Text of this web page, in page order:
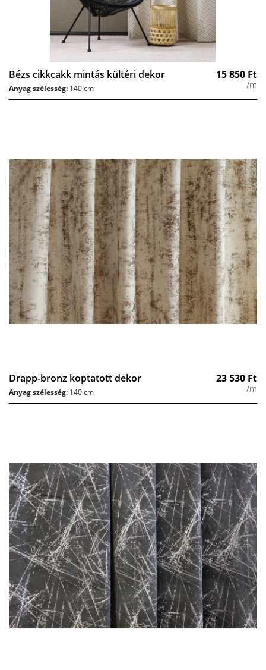
Bézs cikkcakk mintás kültéri dekor 15 850 Ft
/m
Anyag szélesség: 140 cm
Drapp-bronz koptatott dekor 23 530 Ft
/m
Anyag szélesség: 140 cm